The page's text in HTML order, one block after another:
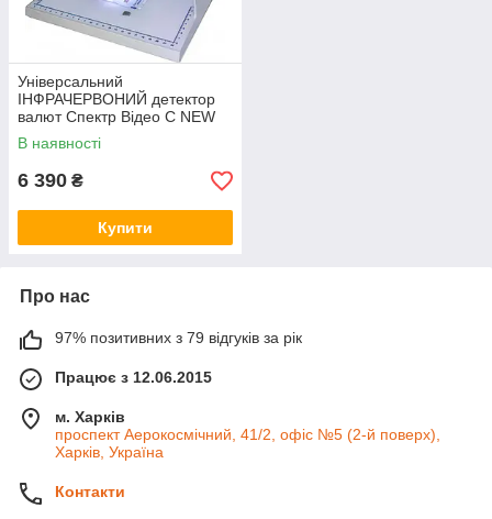
Універсальний
ІНФРАЧЕРВОНИЙ детектор
валют Спектр Відео С NEW
(магнітний датчик)
В наявності
6 390 ₴
Купити
Про нас
97% позитивних з 79 відгуків за рік
Працює з 12.06.2015
м. Харків
проспект Аерокосмічний, 41/2, офіс №5 (2-й поверх),
Харків, Україна
Контакти